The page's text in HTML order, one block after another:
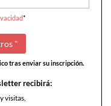
*
tras enviar su inscripción.
recibirá:
visitas,